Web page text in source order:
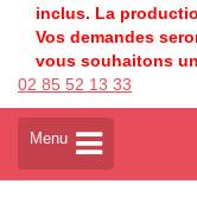
inclus. La
Vos demandes
vous souhaitons
02 85 52 13 33
A
t
Menu